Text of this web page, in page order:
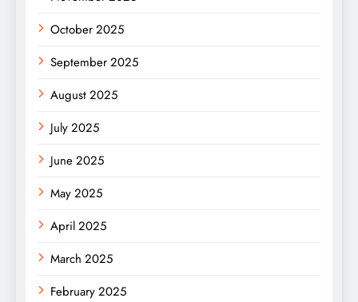
October 2025
September 2025
August 2025
July 2025
June 2025
May 2025
April 2025
March 2025
February 2025